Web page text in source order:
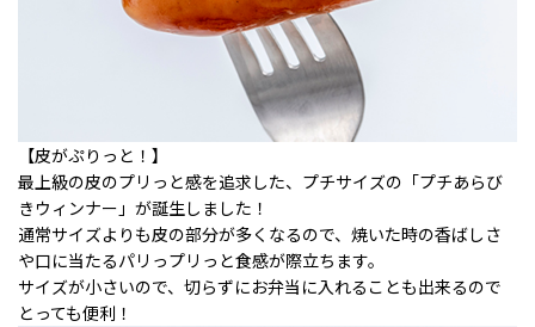
【皮がぷりっと！】
最上級の皮のプリっと感を追求した、プチサイズの「プチあらび
きウィンナー」が誕生しました！
通常サイズよりも皮の部分が多くなるので、焼いた時の香ばしさ
や口に当たるパリっプリっと食感が際立ちます。
サイズが小さいので、切らずにお弁当に入れることも出来るので
とっても便利！